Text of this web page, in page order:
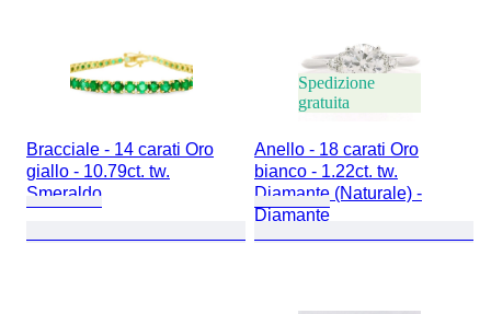
Bracciale - 14 carati Oro
giallo - 10.79ct. tw.
Smeraldo
Spedizione
gratuita
Anello - 18 carati Oro
bianco - 1.22ct. tw.
Diamante (Naturale) -
Diamante